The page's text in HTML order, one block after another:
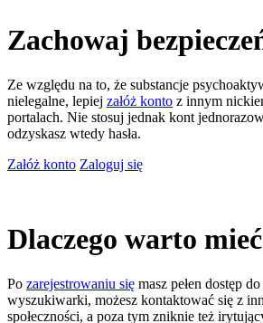
Zachowaj
Ze względu na to, że substancje
nielegalne, lepiej załóż konto z innym
portalach. Nie stosuj jednak kont
odzyskasz wtedy hasła.
Załóż konto Zaloguj się
Dlaczego warto
Po zarejestrowaniu się masz pełen dostęp
wyszukiwarki, możesz kontaktować się z
społeczności, a poza tym zniknie też